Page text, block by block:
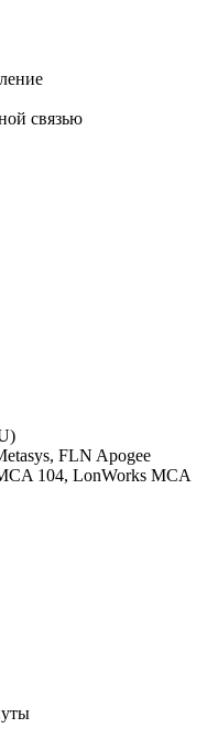
связью
FLN Apogee
104, LonWorks MCA